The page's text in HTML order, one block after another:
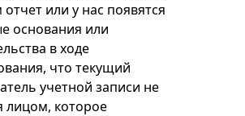
или у нас появятся
основания или
в ходе
что текущий
учетной записи не
лицом, которое